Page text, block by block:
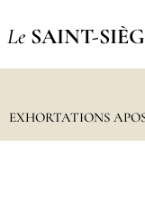
Le SAINT-
EXHORTATIONS